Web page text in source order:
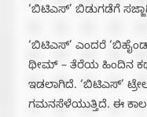
‘ಬಿಟಿಎಸ್’ ಬಿಡುಗಡೆಗೆ
‘ಬಿಟಿಎಸ್’ ಎಂದರೆ
ಥೀಮ್ – ತೆರೆಯ ಹಿಂದಿನ
ಇಡಲಾಗಿದೆ. ‘ಬಿಟಿಎಸ್’
ಗಮನಸೆಳೆಯುತ್ತಿದೆ. ಈ